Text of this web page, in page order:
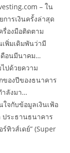
– ใน
ารเงินครั้งล่าสุด
รื่องมือติดตาม
พิ่มเดิมพันว่ามี
ดือนมีนาคม…
ปด้วยความ
ของปีของธนาคาร
ำลังมา…
จกับข้อมูลเงินเฟ้อ
ระธานธนาคาร
ทิวส์เดย์” (Super